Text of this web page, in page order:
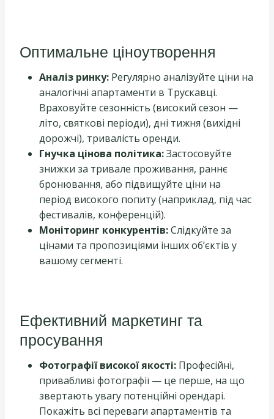
Оптимальне ціноутворення
Аналіз ринку: Регулярно аналізуйте ціни на
аналогічні апартаменти в Трускавці.
Враховуйте сезонність (високий сезон —
літо, святкові періоди), дні тижня (вихідні
дорожчі), тривалість оренди.
Гнучка цінова політика:Застосовуйте
знижки за тривале проживання, раннє
бронювання, або підвищуйте ціни на
період високого попиту (наприклад, під час
фестивалів, конференцій).
Моніторинг конкурентів:Слідкуйте за
цінами та пропозиціями інших об’єктів у
вашому сегменті.
Ефективний маркетинг та
просування
Фотографії високої якості: Професійні,
привабливі фотографії — це перше, на що
звертають увагу потенційні орендарі.
Покажіть всі переваги апартаментів та